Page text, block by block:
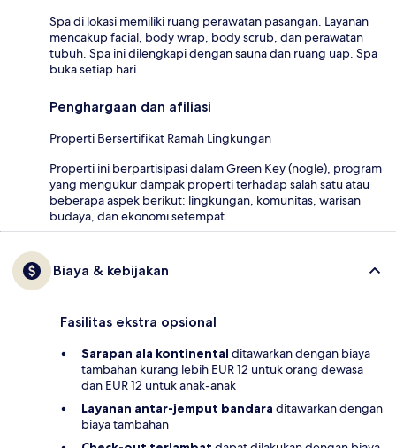
Spa di lokasi memiliki ruang perawatan pasangan. Layanan
mencakup facial, body wrap, body scrub, dan perawatan
tubuh. Spa ini dilengkapi dengan sauna dan ruang uap. Spa
buka setiap hari.
Penghargaan dan afiliasi
Properti Bersertifikat Ramah Lingkungan
Properti ini berpartisipasi dalam Green Key (nogle), program
yang mengukur dampak properti terhadap salah satu atau
beberapa aspek berikut: lingkungan, komunitas, warisan
budaya, dan ekonomi setempat.
Biaya & kebijakan
Fasilitas ekstra opsional
Sarapan ala kontinental ditawarkan dengan biaya
tambahan kurang lebih EUR 12 untuk orang dewasa
dan EUR 12 untuk anak-anak
Layanan antar-jemput bandara ditawarkan dengan
biaya tambahan